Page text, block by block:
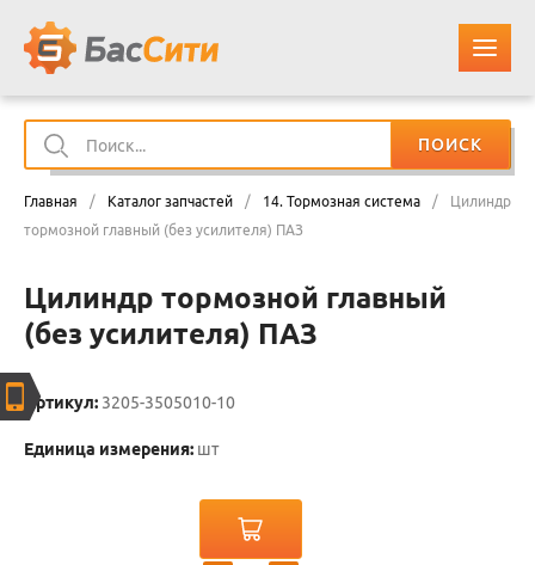
ПОИСК
Главная / Каталог запчастей / 14. Тормозная система /
Цилиндр
тормозной главный (без усилителя) ПАЗ
Цилиндр тормозной главный
(без усилителя) ПАЗ
Артикул: 3205-3505010-10
Единица измерения: шт
КАТАЛОГ ЗАПЧАСТЕЙ
ОПЛАТА И ДОСТАВКА